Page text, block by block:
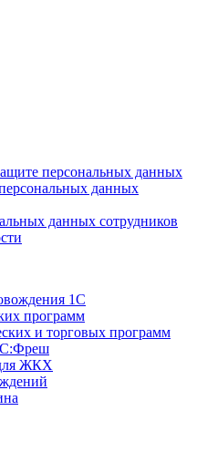
персональных данных
данных
данных сотрудников
1С
программ
и торговых программ
ЖКХ